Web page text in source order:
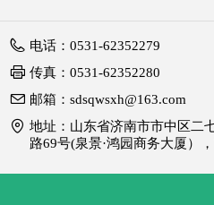
电话： 0531-62352279
传真： 0531-62352280
邮箱： sdsqwsxh@163.com
地址： 山东省济南市市中区二
路69号(泉景·鸿园商务大厦）